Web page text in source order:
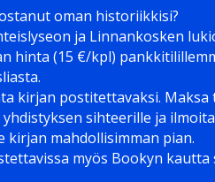
oman historiikkisi?
ja Linnankosken
hinta (15 €/kpl)
kirjan postitettavaksi.
sihteerille ja
kirjan mahdollisimman pian.
myös Bookyn kautta